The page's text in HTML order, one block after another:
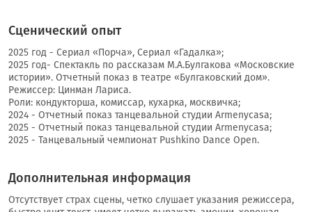
Сценический опыт
2025 год - Сериал «Порча», Сериал «Гадалка»;
2025 год- Спектакль по рассказам М.А.Булгакова «Московские
истории». Отчетный показ в театре «Булгаковский дом».
Режиссер: Цинман Лариса.
Роли: кондукторша, комиссар, кухарка, москвичка;
2024 - Отчетный показ танцевальной студии Armenycasa;
2025 - Отчетный показ танцевальной студии Armenycasa;
2025 - Танцевальный чемпионат Pushkino Dance Open.
Дополнительная информация
Отсутствует страх сцены, четко слушает указания режиссера,